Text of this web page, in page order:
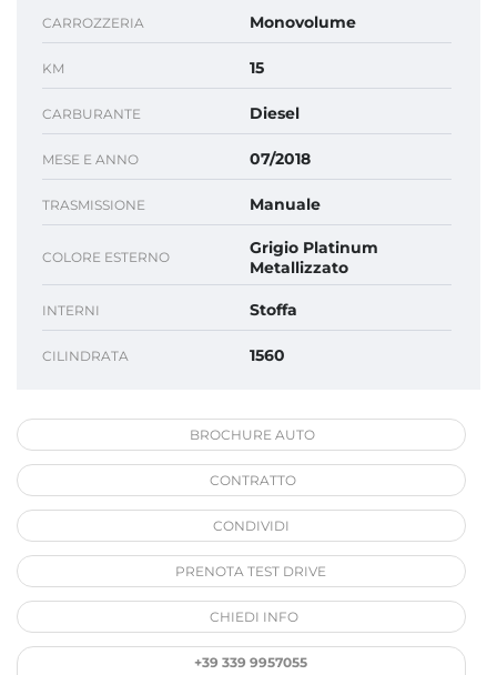
CARROZZERIA Monovolume
KM 15
CARBURANTE Diesel
MESE E ANNO 07/2018
TRASMISSIONE Manuale
COLORE ESTERNO
Grigio Platinum
Metallizzato
INTERNI Stoffa
CILINDRATA 1560
BROCHURE AUTO
CONTRATTO
CONDIVIDI
PRENOTA TEST DRIVE
CHIEDI INFO
+39 339 9957055